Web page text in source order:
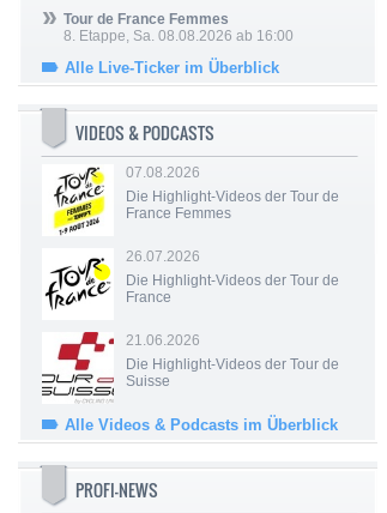
Tour de France Femmes
8. Etappe, Sa. 08.08.2026 ab 16:00
Alle Live-Ticker im Überblick
VIDEOS & PODCASTS
07.08.2026
Die Highlight-Videos der Tour de
France Femmes
26.07.2026
Die Highlight-Videos der Tour de
France
21.06.2026
Die Highlight-Videos der Tour de
Suisse
Alle Videos & Podcasts im Überblick
PROFI-NEWS